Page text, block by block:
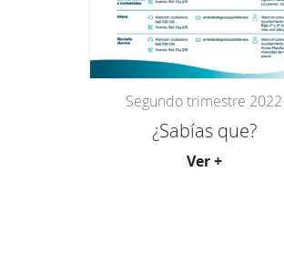
Segundo trimestre 2022
¿Sabías que?
Ver +